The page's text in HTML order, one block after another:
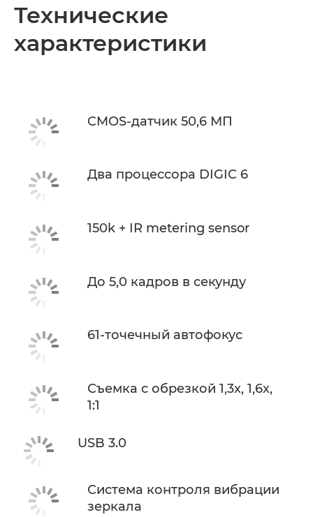
Технические
характеристики
CMOS-датчик 50,6 МП
Два процессора DIGIC 6
150k + IR metering sensor
До 5,0 кадров в секунду
61-точечный автофокус
Съемка с обрезкой 1,3x, 1,6x,
1:1
USB 3.0
Система контроля вибрации
зеркала